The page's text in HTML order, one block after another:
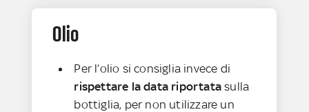
Olio
Per l’olio si consiglia invece di
rispettare la data riportata sulla
bottiglia, per non utilizzare un